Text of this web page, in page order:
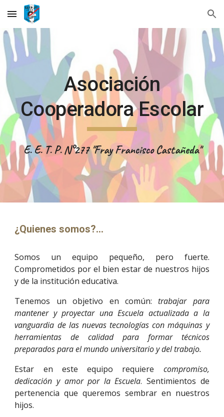
Skip to main content Skip to navigation
Asociación
Cooperadora Escolar
E. E. T. P. N°277 "Fray Francisco Castañeda"
¿Quienes somos?...
Somos un equipo pequeño, pero fuerte.
Comprometidos por el bien estar de nuestros hijos
y de la institución educativa.
Tenemos un objetivo en común:trabajar para
mantener y proyectar una Escuela actualizada a la
vanguardia de las nuevas tecnologías con máquinas y
herramientas de calidad para formar técnicos
preparados para el mundo universitario y del trabajo.
Estar en este equipo requiere compromiso,
dedicación y amor por la Escuela. Sentimientos de
pertenencia que queremos sembrar en nuestros
hijos.